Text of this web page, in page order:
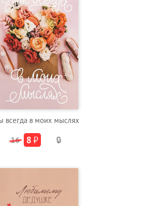
всегда в моих мыслях
16 8 ₽ 🔒